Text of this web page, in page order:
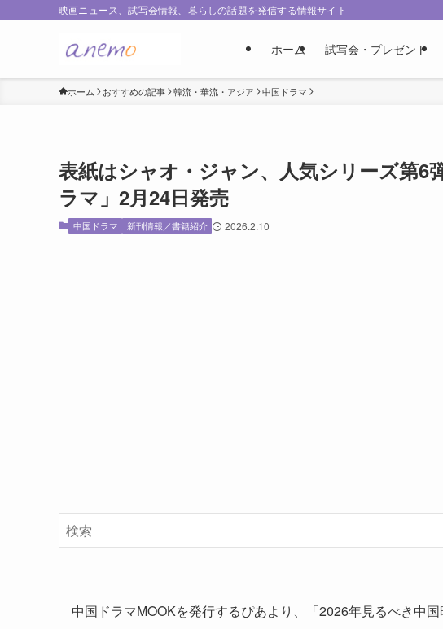
映画ニュース、試写会情報、暮らしの話題を発信する情報サイト
ホーム 試写会・プレゼント
ホーム おすすめの記事 韓流・華流・アジア 中国ドラマ
表紙はシャオ・ジャン、人気シリーズ第6
ラマ」2月24日発売
中国ドラマ 新刊情報／書籍紹介 2026.2.10
中国ドラマMOOKを発行するぴあより、「2026年見るべき中